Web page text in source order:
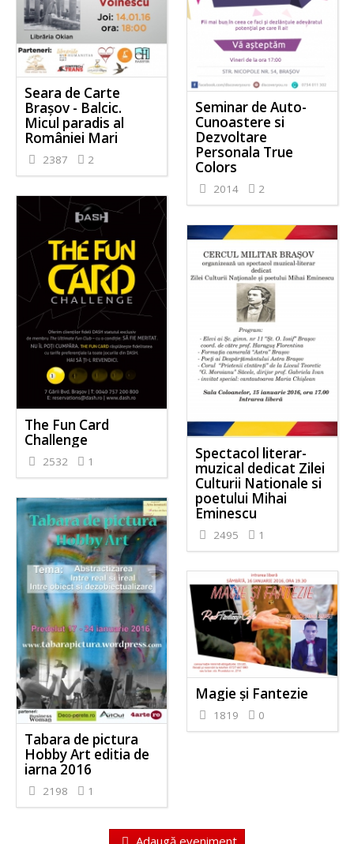
Seara de Carte
Braşov - Balcic.
Micul paradis al
României Mari
2387 2
Seminar de Auto-
Cunoastere si
Dezvoltare
Personala True
Colors
2014 2
The Fun Card
Challenge
2532 1
Spectacol literar-
muzical dedicat Zilei
Culturii Nationale si
poetului Mihai
Eminescu
2495 1
Tabara de pictura
Hobby Art editia de
iarna 2016
2198 1
Magie şi Fantezie
1819 0
Adaugă eveniment